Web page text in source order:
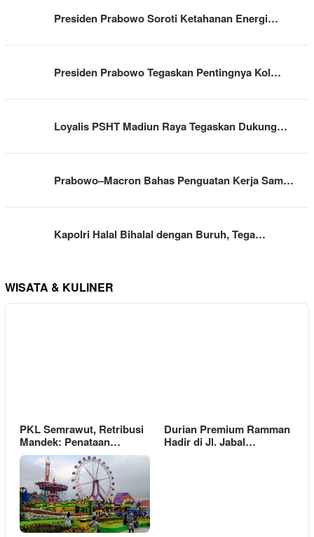
Presiden Prabowo Soroti Ketahanan Energi…
Presiden Prabowo Tegaskan Pentingnya Kol…
Loyalis PSHT Madiun Raya Tegaskan Dukung…
Prabowo–Macron Bahas Penguatan Kerja Sam…
Kapolri Halal Bihalal dengan Buruh, Tega…
WISATA & KULINER
PKL Semrawut, Retribusi
Mandek: Penataan…
Durian Premium Ramman
Hadir di Jl. Jabal…